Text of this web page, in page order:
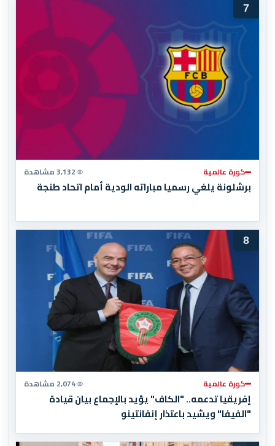
7
كورة عالمية 3,132 مشاهدة
برشلونة يلغي رسميا مباراته الودية أمام اتحاد طنجة
8
كورة عالمية 2,074 مشاهدة
إفريقيا تدعمه.. "الكاف" يؤيد بالإجماع بيان قيادة
"الفيفا" ويشيد باعتذار إنفانتينو